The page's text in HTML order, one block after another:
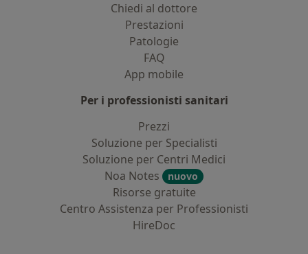
Chiedi al dottore
Prestazioni
Patologie
FAQ
App mobile
Per i professionisti sanitari
Prezzi
Soluzione per Specialisti
Soluzione per Centri Medici
Noa Notes
nuovo
Risorse gratuite
Centro Assistenza per Professionisti
HireDoc